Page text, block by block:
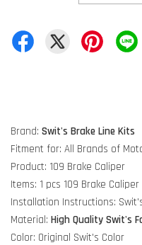
Brand: Swit's Brake Line Kits
Fitment for: All Brands of
Product: 109 Brake Caliper
Items: 1 pcs 109 Brake Caliper
Installation Instructions:
Material: High Quality Swit's
Color: Original Swit's Color